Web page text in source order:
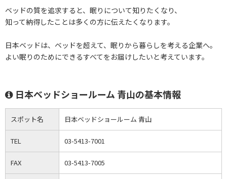
ベッドの質を追求すると、眠りについて知りたくなり、
知って納得したことは多くの方に伝えたくなります。
日本ベッドは、ベッドを超えて、眠りから暮らしを考える企業へ。
よい眠りのためにできるすべてをお届けしたいと考えています。
日本ベッドショールーム 青山の基本情報
スポット名 日本ベッドショールーム 青山
TEL 03-5413-7001
FAX 03-5413-7005